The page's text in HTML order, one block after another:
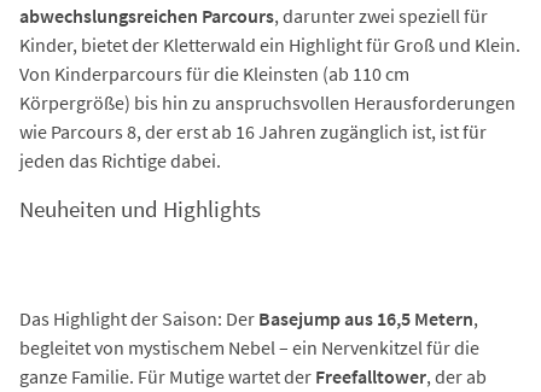
abwechslungsreichen Parcours, darunter zwei speziell für
Kinder, bietet der Kletterwald ein Highlight für Groß und Klein.
Von Kinderparcours für die Kleinsten (ab 110 cm
Körpergröße) bis hin zu anspruchsvollen Herausforderungen
wie Parcours 8, der erst ab 16 Jahren zugänglich ist, ist für
jeden das Richtige dabei.
Neuheiten und Highlights
Das Highlight der Saison: Der Basejump aus 16,5 Metern,
begleitet von mystischem Nebel – ein Nervenkitzel für die
ganze Familie. Für Mutige wartet der Freefalltower, der ab